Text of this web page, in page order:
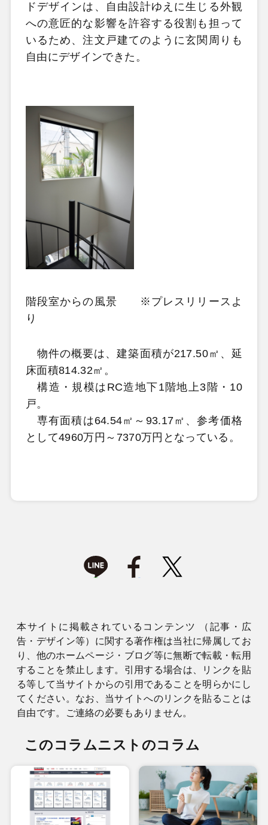
ドデザインは、自由設計ゆえに生じる外観
への意匠的な影響を許容する役割も担って
いるため、注文戸建てのように玄関周りも
自由にデザインできた。
階段室からの風景 ※プレスリリースよ
り
物件の概要は、建築面積が217.50㎡、延
床面積814.32㎡。
構造・規模はRC造地下1階地上3階・10
戸。
専有面積は64.54㎡～93.17㎡、参考価格
として4960万円～7370万円となっている。
本サイトに掲載されているコンテンツ （記事・広
告・デザイン等）に関する著作権は当社に帰属してお
り、他のホームページ・ブログ等に無断で転載・転用
することを禁止します。引用する場合は、リンクを貼
る等して当サイトからの引用であることを明らかにし
てください。なお、当サイトへのリンクを貼ることは
自由です。ご連絡の必要もありません。
このコラムニストのコラム